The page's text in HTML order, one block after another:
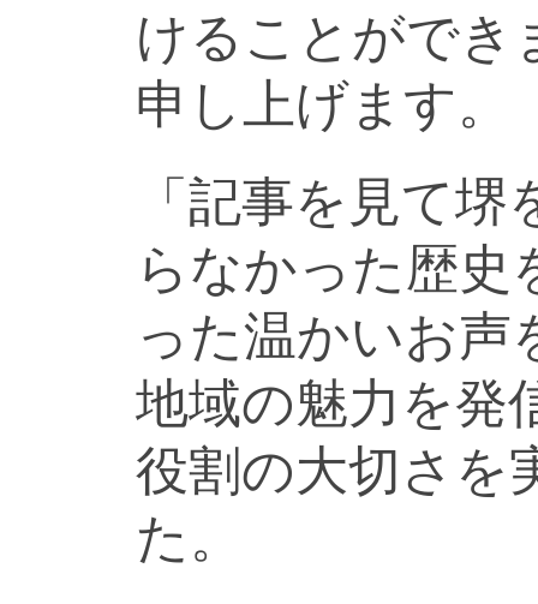
けることができ
申し上げます。
「記事を見て
らなかった歴史
った温かいお声
地域の魅力を発
役割の大切さを
た。